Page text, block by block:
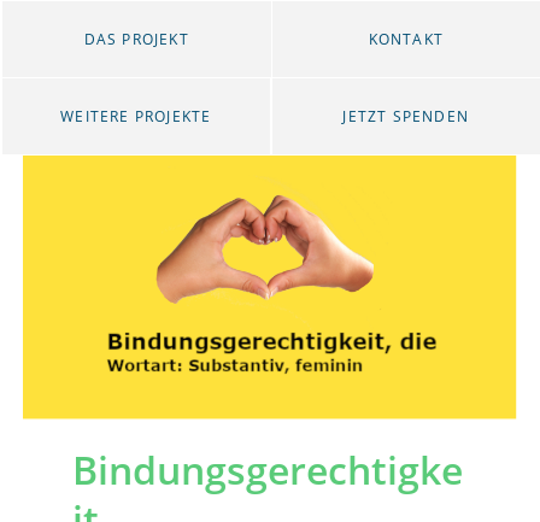
DAS PROJEKT KONTAKT
WEITERE PROJEKTE JETZT SPENDEN
Bindungsgerechtigke